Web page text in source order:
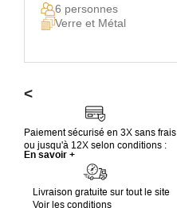
6 personnes
Verre et Métal
<
Paiement sécurisé en 3X sans frais
ou jusqu'à 12X selon conditions :
En savoir +
Livraison gratuite sur tout le site
Voir les conditions